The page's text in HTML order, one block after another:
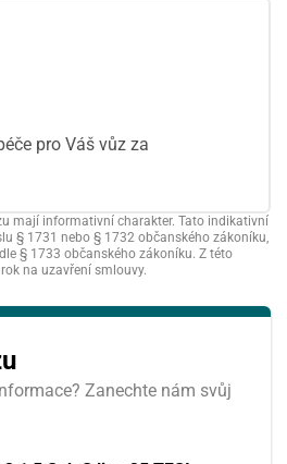
pro Váš vůz za
mají informativní charakter. Tato indikativní
§ 1731 nebo § 1732 občanského zákoníku,
§ 1733 občanského zákoníku. Z této
na uzavření smlouvy.
Zanechte nám svůj